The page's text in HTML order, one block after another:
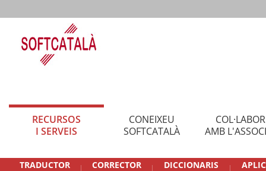
RECURSOS
I SERVEIS
CONEIXEU
SOFTCATALÀ
AMB
TRADUCTOR CORRECTOR DICCIONARIS